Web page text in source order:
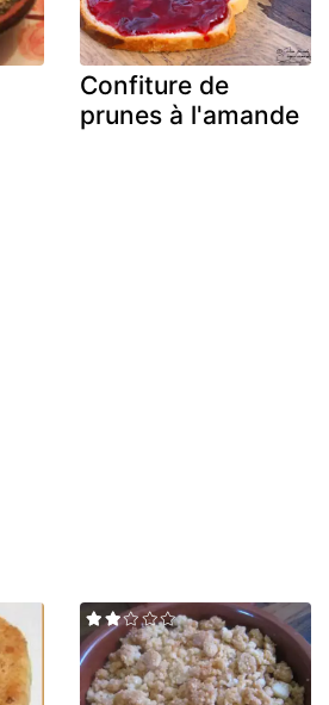
Confiture de
prunes à l'amande